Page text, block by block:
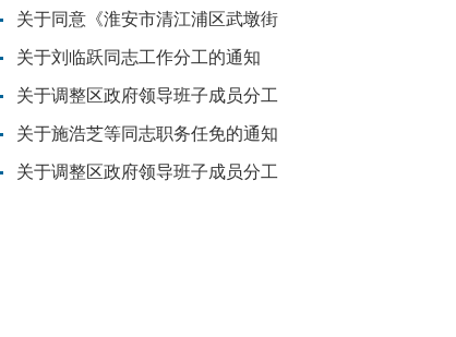
关于同意《淮安市清江浦区武墩街
关于刘临跃同志工作分工的通知
关于调整区政府领导班子成员分工
关于施浩芝等同志职务任免的通知
关于调整区政府领导班子成员分工